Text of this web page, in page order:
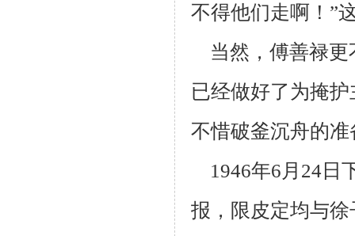
不得他们走啊！”
当然，傅善禄更
已经做好了为掩
不惜破釜沉舟的准
1946年6月24日
报，限皮定均与